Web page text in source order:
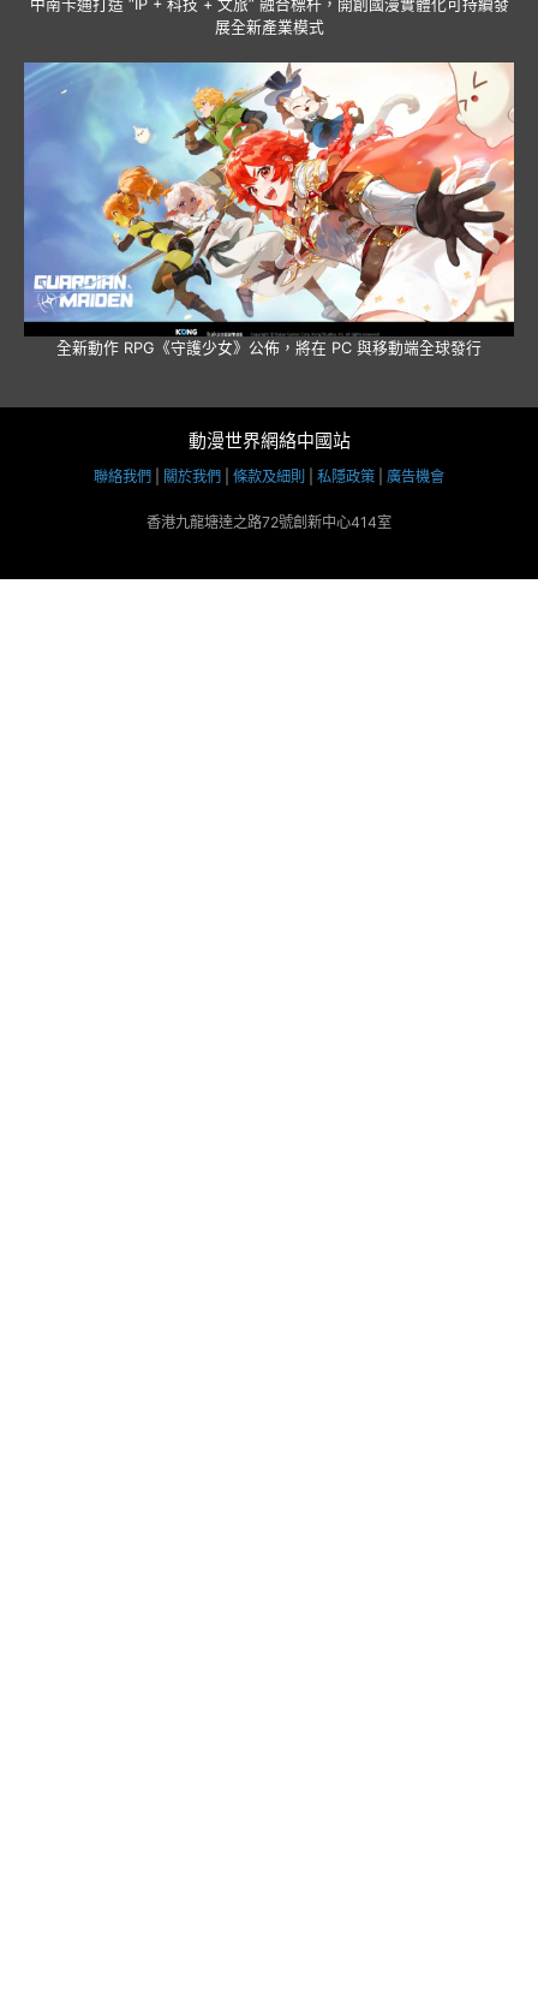
中南卡通打造 “IP + 科技 + 文旅” 融合標杆，開創國漫實體化可持續發
展全新產業模式
全新動作 RPG《守護少女》公佈，將在 PC 與移動端全球發行
動漫世界網絡中國站
聯絡我們 關於我們 條款及細則 私隱政策 廣告機會
香港九龍塘達之路72號創新中心414室